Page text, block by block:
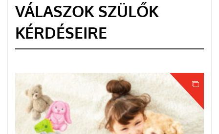
VÁLASZOK SZÜLŐK
KÉRDÉSEIRE